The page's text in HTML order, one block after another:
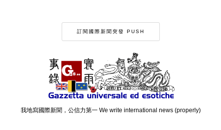
訂閱國際新聞突發 PUSH
我地寫國際新聞，公信力第一 We write international news (properly)